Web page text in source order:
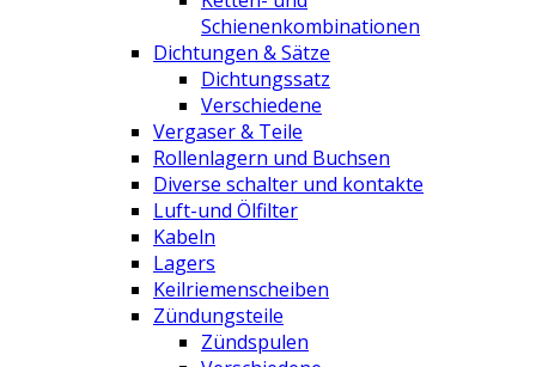
Schienenkombinationen
Dichtungen & Sätze
Dichtungssatz
Verschiedene
Vergaser & Teile
Rollenlagern und Buchsen
Diverse schalter und kontakte
Luft-und Ölfilter
Kabeln
Lagers
Keilriemenscheiben
Zündungsteile
Zündspulen